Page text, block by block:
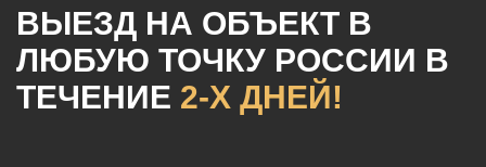
ВЫЕЗД НА ОБЪЕКТ В
ЛЮБУЮ ТОЧКУ РОССИИ В
ТЕЧЕНИЕ 2-Х ДНЕЙ!